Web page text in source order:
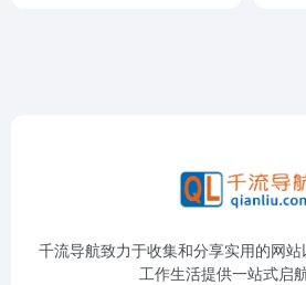
千流导航致力于收集和分享实用的网
工作生活提供一站式启航